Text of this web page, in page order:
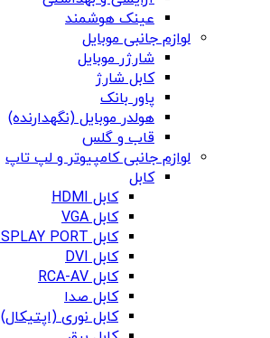
عینک هوشمند
لوازم جانبی موبایل
شارژر موبایل
کابل شارژ
پاور بانک
هولدر موبایل (نگهدارنده)
قاب و گلس
لوازم جانبی کامپیوتر و لپ تاپ
کابل
کابل HDMI
کابل VGA
کابل DISPLAY PORT
کابل DVI
کابل RCA-AV
کابل صدا
کابل نوری (اپتیکال)